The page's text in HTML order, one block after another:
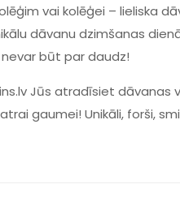
vai kolēģei – lieliska
dāvanu dzimšanas
būt par daudz!
Jūs atradīsiet dāvanas
gaumei! Unikāli, forši,